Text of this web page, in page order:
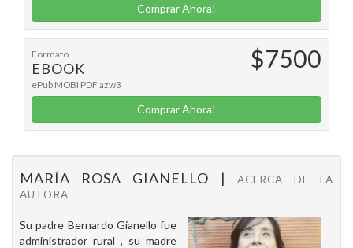
Comprar Ahora!
$7500
Formato
EBOOK
ePub MOBI PDF azw3
Comprar Ahora!
MARÍA ROSA GIANELLO |
ACERCA DE LA
AUTORA
Su padre Bernardo Gianello fue
administrador rural , su madre